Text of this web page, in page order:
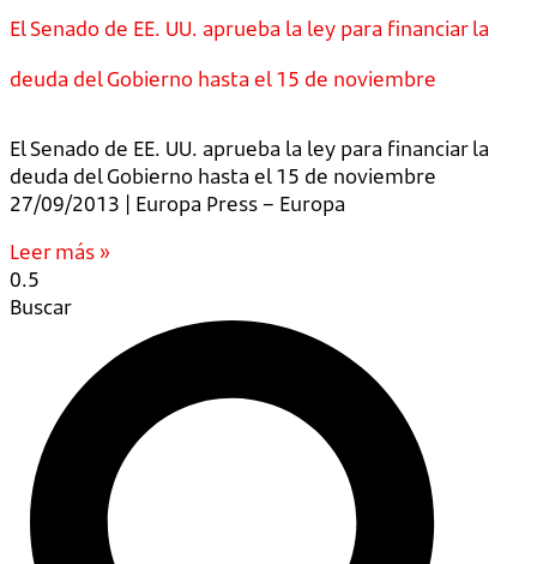
El Senado de EE. UU. aprueba la ley para financiar la
deuda del Gobierno hasta el 15 de noviembre
El Senado de EE. UU. aprueba la ley para financiar la
deuda del Gobierno hasta el 15 de noviembre
27/09/2013 | Europa Press – Europa
Leer más »
Buscar